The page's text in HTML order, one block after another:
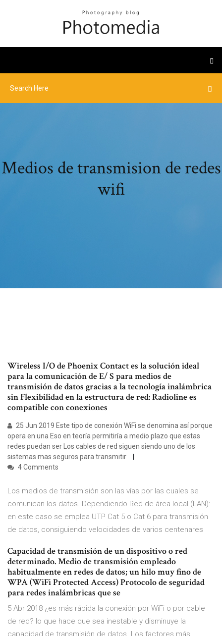
Medios de transmision de redes
wifi
Wireless I/O de Phoenix Contact es la solución ideal
para la comunicación de E/ S para medios de
transmisión de datos gracias a la tecnología inalámbrica
sin Flexibilidad en la estructura de red: Radioline es
compatible con conexiones
25 Jun 2019 Este tipo de conexión WiFi se denomina así porque
opera en una Eso en teoría permitiría a medio plazo que estas
redes puedan ser Los cables de red siguen siendo uno de los
sistemas mas seguros para transmitir
4 Comments
Los medios de transmisión son las vías por las cuales se
comunican los datos. Dependiendo Red de área local (LAN):
en este caso se emplea UTP Cat 5 o Cat 6 para transmisión
de datos, consiguiendo velocidades de varios centenares
Capacidad de transmisión de un dispositivo o red
determinado. Medio de transmisión empleado
habitualmente en redes de datos; un hilo muy fino de
WPA (WiFi Protected Access) Protocolo de seguridad
para redes inalámbricas que se
5 Abr 2018 ¿es más rápida la conexión por WiFi o por cable
de red? lo que hace que sea inestable y disminuye la